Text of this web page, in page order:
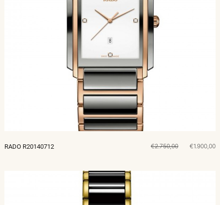
RADO R20140712 €2.750,00 €1.900,00